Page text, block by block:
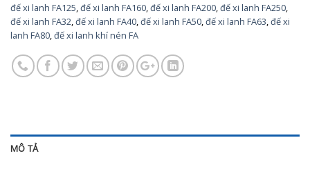
đế xi lanh FA125,đế xi lanh FA160,đế xi lanh FA200,đế xi lanh FA250,
đế xi lanh FA32,đế xi lanh FA40,đế xi lanh FA50,đế xi lanh FA63,đế xi
lanh FA80,đế xi lanh khí nén FA
MÔ TẢ